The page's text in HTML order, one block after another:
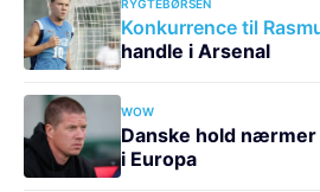
RYGTEBØRSEN
Konkurrence til
handle i Arsenal
WOW
Danske hold
i Europa